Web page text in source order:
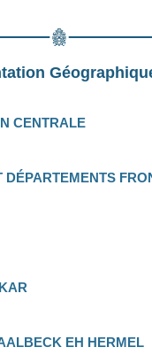
CENTRALE
DÉPARTEMENTS
EH HERMEL